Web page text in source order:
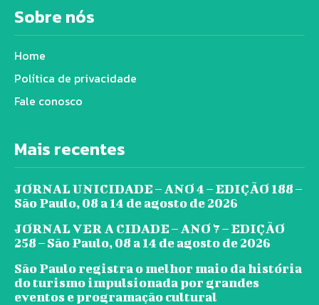
Sobre nós
Home
Política de privacidade
Fale conosco
Mais recentes
JORNAL UNICIDADE – ANO 4 – EDIÇÃO 188 –
São Paulo, 08 a 14 de agosto de 2026
JORNAL VER A CIDADE – ANO 7 – EDIÇÃO
258 – São Paulo, 08 a 14 de agosto de 2026
São Paulo registra o melhor maio da história
do turismo impulsionada por grandes
eventos e programação cultural